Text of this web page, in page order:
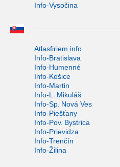
Info-Vysočina
Atlasfiriem.info
Info-Bratislava
Info-Humenné
Info-Košice
Info-Martin
Info-L. Mikuláš
Info-Sp. Nová Ves
Info-Piešťany
Info-Pov. Bystrica
Info-Prievidza
Info-Trenčín
Info-Žilina